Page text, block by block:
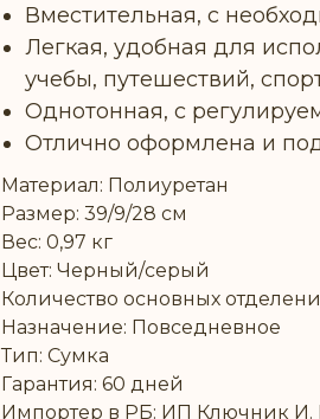
Вместительная, с
Легкая, удобная для
учебы, путешествий,
Однотонная, с
Отлично оформлена и
Материал: Полиуретан
Размер: 39/9/28 см
Вес: 0,97 кг
Цвет: Черный/серый
Количество основных
Назначение: Повседневное
Тип: Сумка
Гарантия: 60 дней
Импортер в РБ: ИП Ключник И.